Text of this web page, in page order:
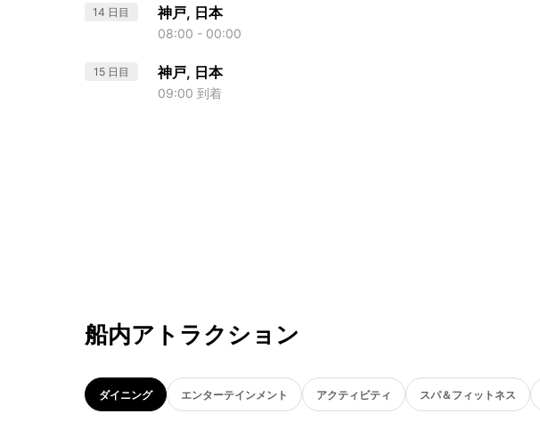
14 日目 神戸, 日本
08:00 - 00:00
15 日目 神戸, 日本
09:00 到着
船内アトラクション
ダイニング エンターテインメント アクティビティ スパ＆フィットネス